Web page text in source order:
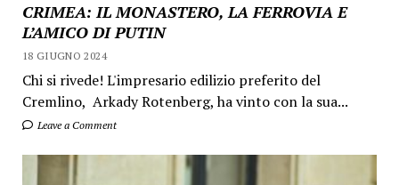
CRIMEA: IL MONASTERO, LA FERROVIA E
L’AMICO DI PUTIN
18 GIUGNO 2024
Chi si rivede! L'impresario edilizio preferito del
Cremlino, Arkady Rotenberg, ha vinto con la sua...
Leave a Comment